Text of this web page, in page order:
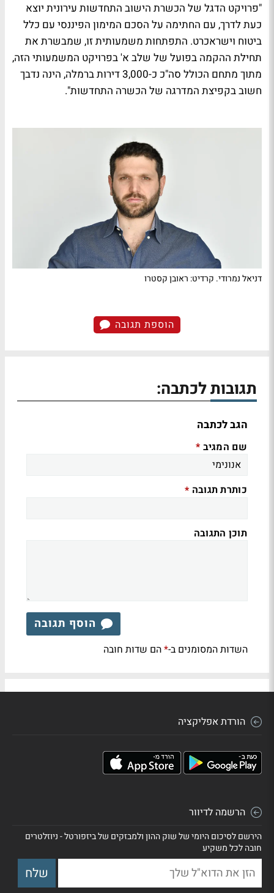
"פרויקט הדגל של הכשרת הישוב התחדשות עירונית יוצא
כעת לדרך, עם החתימה על הסכם המימון הפיננסי עם כלל
ביטוח וישראכרט. התפתחות משמעותית זו, שמבשרת את
תחילת ההקמה בפועל של שלב א' בפרויקט המשמעותי הזה,
מתוך מתחם הכולל סה"כ כ-3,000 דירות ברמלה, הינה נדבך
חשוב בקפיצת המדרגה של הכשרה התחדשות".
דניאל נמרודי. קרדיט: ראובן קסטרו
הוספת תגובה
תגובות לכתבה:
הגב לכתבה
שם המגיב *
כותרת תגובה *
תוכן התגובה
הוסף תגובה
השדות המסומנים ב-*הם שדות חובה
הורדת אפליקציה
הרשמה לדיוור
הירשם לסיכום היומי של שוק ההון ולמבזקים של ביזפורטל - ניוזלטרים
חובה לכל משקיע